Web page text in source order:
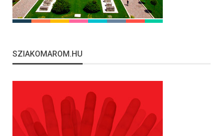
SZIAKOMAROM.HU